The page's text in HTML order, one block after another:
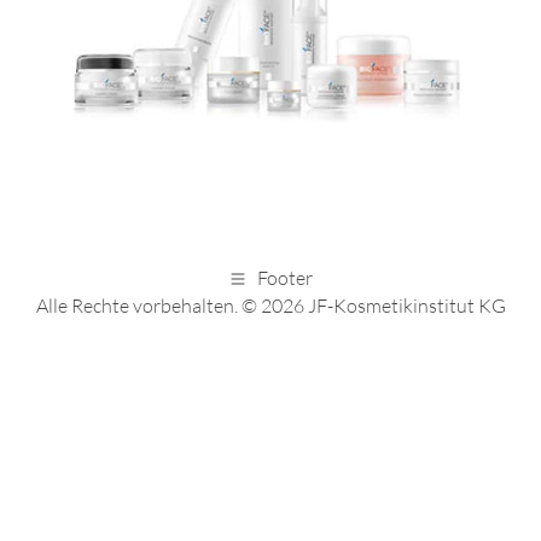
Footer
Alle Rechte vorbehalten. © 2026 JF-Kosmetikinstitut KG